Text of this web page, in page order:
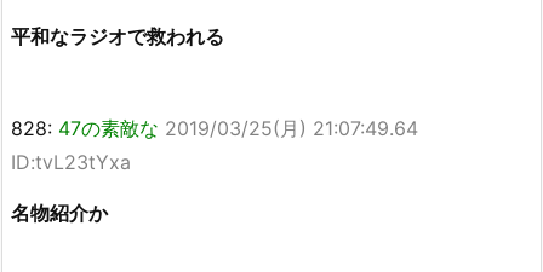
平和なラジオで救われる
828: 47の素敵な 2019/03/25(月) 21:07:49.64
ID:tvL23tYxa
名物紹介か